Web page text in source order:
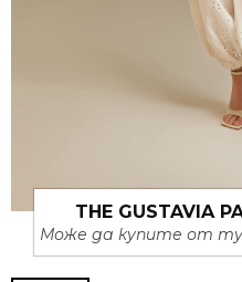
THE GUSTAVIA
Може да купите от